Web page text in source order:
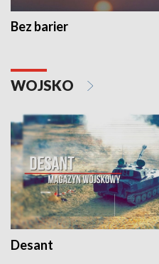
Bez barier
WOJSKO
Desant